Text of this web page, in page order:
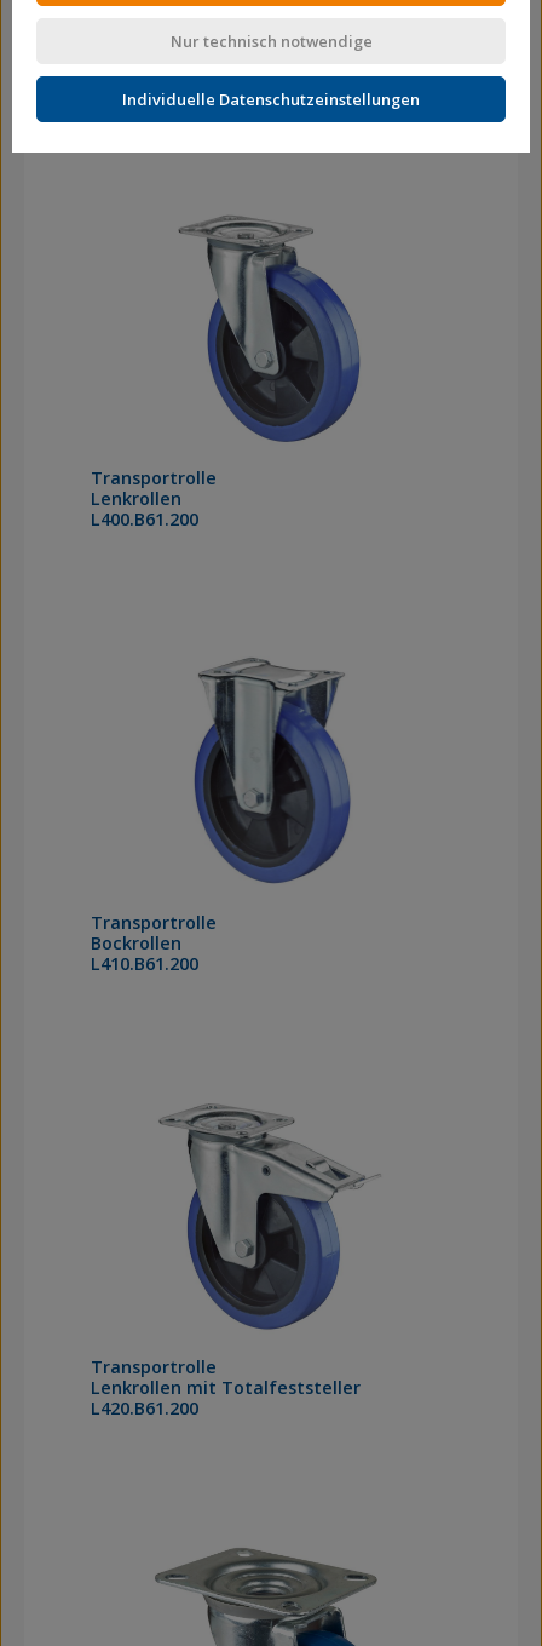
Transportrolle
Lenkrollen mit Totalfeststeller
L420.B61.160
Transportrolle
Lenkrollen
L400.B61.200
Transportrolle
Bockrollen
L410.B61.200
Transportrolle
Lenkrollen mit Totalfeststeller
L420.B61.200
Nur technisch notwendige
Individuelle Datenschutzeinstellungen